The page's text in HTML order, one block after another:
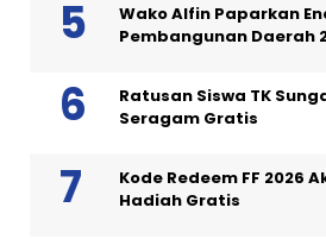
Wako Alfin Paparkan
Pembangunan Daerah
Ratusan Siswa TK
Seragam Gratis
Kode Redeem FF 2026
Hadiah Gratis